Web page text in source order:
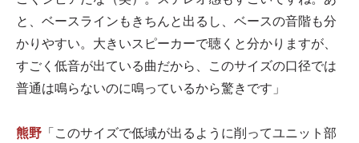
と、ベースラインもきちんと出るし、ベースの音階も分
かりやすい。大きいスピーカーで聴くと分かりますが、
すごく低音が出ている曲だから、このサイズの口径では
普通は鳴らないのに鳴っているから驚きです」
熊野 「このサイズで低域が出るように削ってユニット部